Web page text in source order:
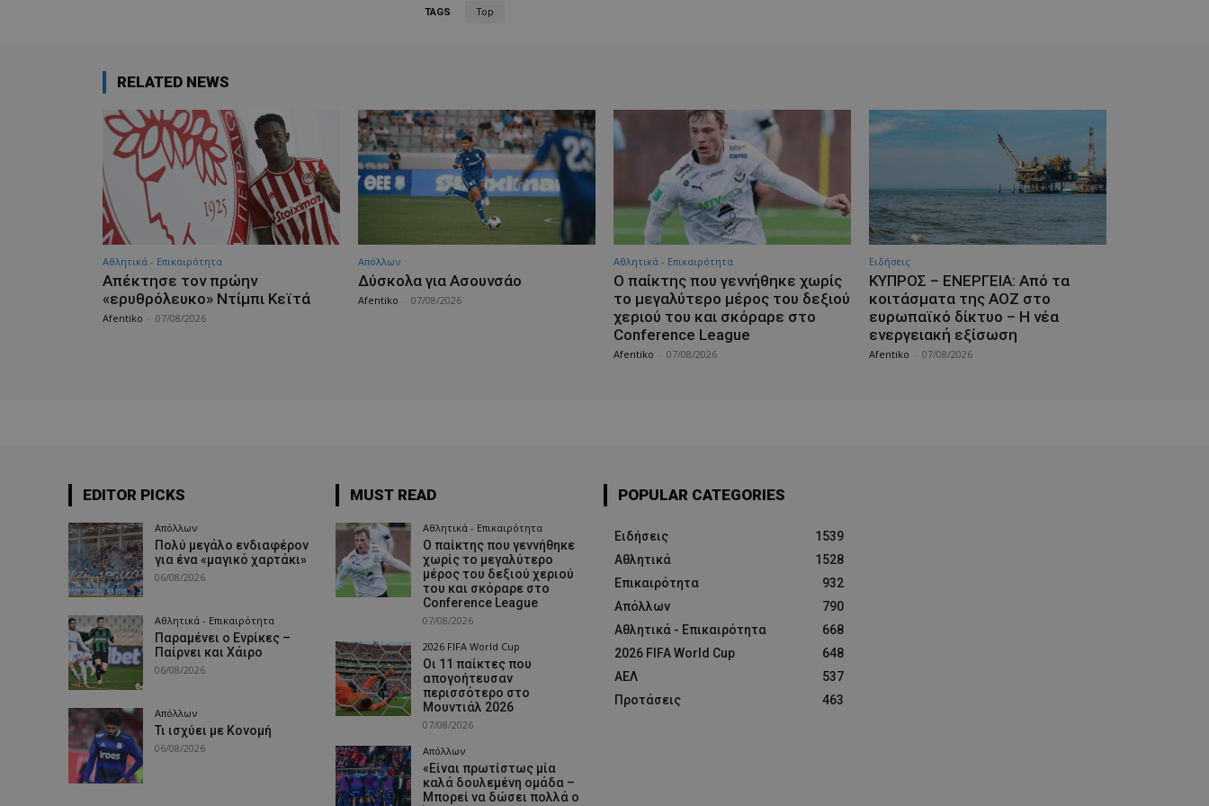
TAGS Top
RELATED NEWS
Αθλητικά - Επικαιρότητα
Απέκτησε τον πρώην
«ερυθρόλευκο» Ντίμπι Κεϊτά
Afentiko 07/08/2026
Απόλλων
Δύσκολα για Ασουνσάο
Afentiko 07/08/2026
Αθλητικά - Επικαιρότητα
Ο παίκτης που γεννήθηκε χωρίς
το μεγαλύτερο μέρος του δεξιού
χεριού του και σκόραρε στο
Conference League
Afentiko 07/08/2026
Ειδήσεις
ΚΥΠΡΟΣ – ΕΝΕΡΓΕΙΑ: Από τα
κοιτάσματα της ΑΟΖ στο
ευρωπαϊκό δίκτυο – Η νέα
ενεργειακή εξίσωση
Afentiko 07/08/2026
EDITOR PICKS
Απόλλων
Πολύ μεγάλο ενδιαφέρον
για ένα «μαγικό χαρτάκι»
06/08/2026
Αθλητικά - Επικαιρότητα
Παραμένει ο Ενρίκες –
Παίρνει και Χάιρο
06/08/2026
Απόλλων
Τι ισχύει με Κονομή
06/08/2026
MUST READ
Αθλητικά - Επικαιρότητα
Ο παίκτης που γεννήθηκε
χωρίς το μεγαλύτερο
μέρος του δεξιού χεριού
του και σκόραρε στο
Conference League
07/08/2026
2026 FIFA World Cup
Οι 11 παίκτες που
απογοήτευσαν
περισσότερο στο
Μουντιάλ 2026
07/08/2026
Απόλλων
«Είναι πρωτίστως μία
καλά δουλεμένη ομάδα –
Μπορεί να δώσει πολλά ο
POPULAR CATEGORIES
Ειδήσεις
1539
Αθλητικά
1528
Επικαιρότητα
932
Απόλλων
790
Αθλητικά - Επικαιρότητα
668
2026 FIFA World Cup
648
ΑΕΛ
537
Προτάσεις
463